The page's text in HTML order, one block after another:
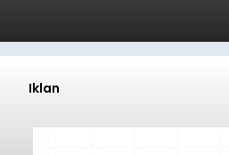
Iklan